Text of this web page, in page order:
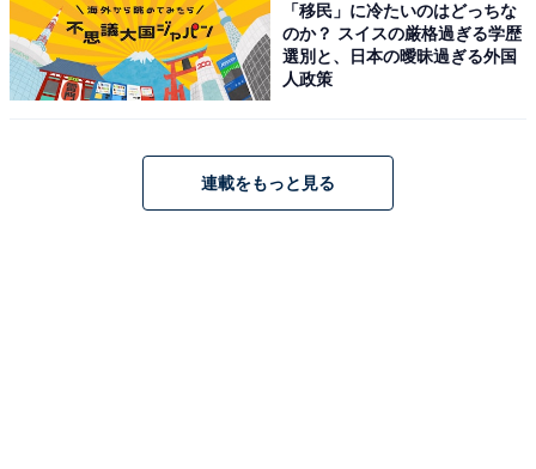
「移民」に冷たいのはどっちな
のか？ スイスの厳格過ぎる学歴
選別と、日本の曖昧過ぎる外国
人政策
連載をもっと見る